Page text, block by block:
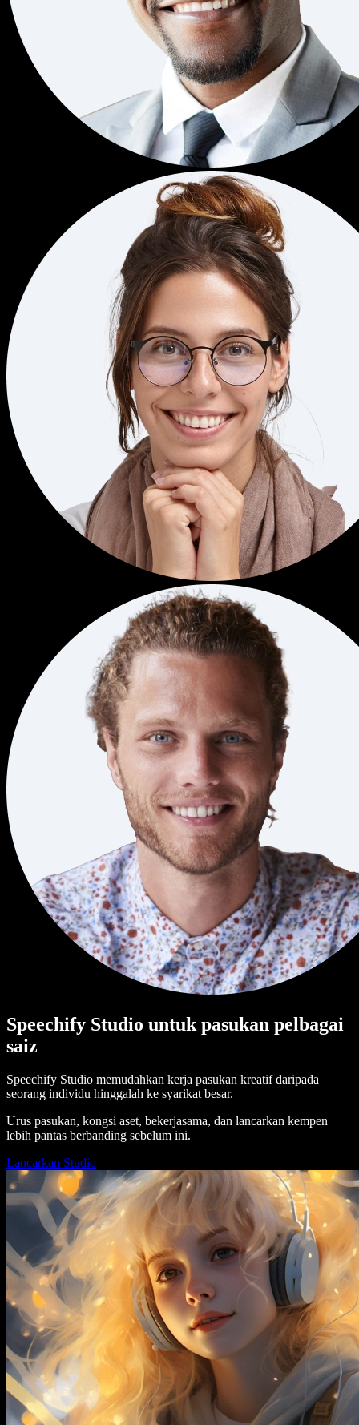
Speechify Studio untuk pasukan pelbagai
saiz
Speechify Studio memudahkan kerja pasukan kreatif daripada
seorang individu hinggalah ke syarikat besar.
Urus pasukan, kongsi aset, bekerjasama, dan lancarkan kempen
lebih pantas berbanding sebelum ini.
Lancarkan Studio